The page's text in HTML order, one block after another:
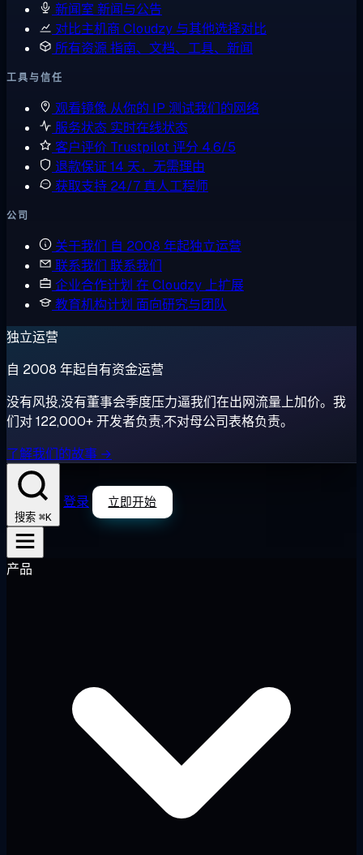
新闻室 新闻与公告
对比主机商 Cloudzy 与其他选择对比
所有资源指南、文档、工具、新闻
工具与信任
观看镜像 从你的 IP 测试我们的网络
服务状态 实时在线状态
客户评价 Trustpilot 评分 4.6/5
退款保证 14 天，无需理由
获取支持 24/7 真人工程师
公司
关于我们 自 2008 年起独立运营
联系我们 联系我们
企业合作计划 在 Cloudzy 上扩展
教育机构计划 面向研究与团队
独立运营
自 2008 年起自有资金运营
没有风投,没有董事会季度压力逼我们在出网流量上加价。我
们对 122,000+ 开发者负责,不对母公司表格负责。
了解我们的故事 →
搜索 ⌘K
登录 立即开始
产品